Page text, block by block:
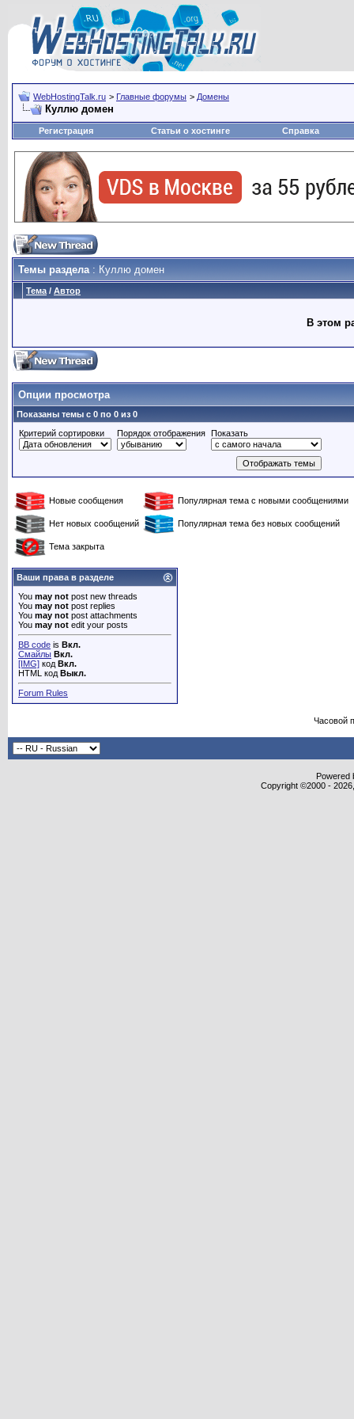
WebHostingTalk.ru > Главные форумы > Домены
Куллю домен
Регистрация Статьи о хостинге Справка
Темы раздела: Куллю домен
Тема / Автор
В этом
Опции просмотра
Показаны темы с 0 по 0 из 0
Критерий сортировки
Порядок отображения Показать
Новые сообщения Популярная тема с новыми сообщениями
Нет новых сообщений Популярная тема без новых сообщений
Тема закрыта
Ваши права в разделе
You may not post new threads
You may not post replies
You may not post attachments
You may not edit your posts
BB code is Вкл.
Смайлы Вкл.
[IMG] код Вкл.
HTML код Выкл.
Forum Rules
Часовой
Powered
Copyright ©2000 -